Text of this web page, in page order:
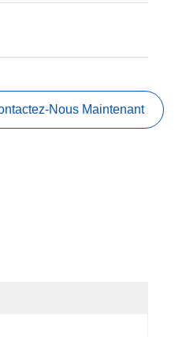
Nous Maintenant